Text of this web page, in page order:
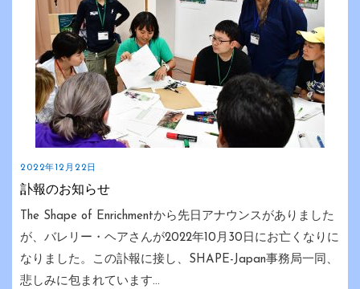
2022年12月22日
訃報のお知らせ
The Shape of Enrichmentから先日アナウンスがありました
が、バレリー・ヘアさんが2022年10月30日にお亡くなりに
なりました。この訃報に接し、SHAPE-Japan事務局一同、
悲しみに包まれています...